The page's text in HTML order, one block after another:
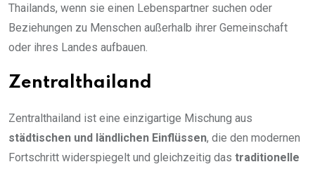
Thailands, wenn sie einen Lebenspartner suchen oder
Beziehungen zu Menschen außerhalb ihrer Gemeinschaft
oder ihres Landes aufbauen.
Zentralthailand
Zentralthailand ist eine einzigartige Mischung aus
städtischen und ländlichen Einflüssen, die den modernen
Fortschritt widerspiegelt und gleichzeitig das traditionelle